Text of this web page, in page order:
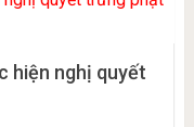
hiện nghị quyết